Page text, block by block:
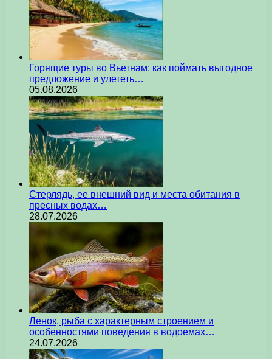
Горящие туры во Вьетнам: как поймать выгодное
предложение и улететь…
05.08.2026
Стерлядь, ее внешний вид и места обитания в
пресных водах…
28.07.2026
Ленок, рыба с характерным строением и
особенностями поведения в водоемах…
24.07.2026